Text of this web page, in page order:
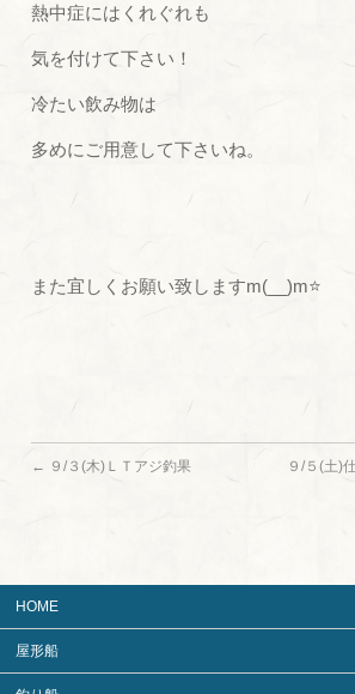
熱中症にはくれぐれも
気を付けて下さい！
冷たい飲み物は
多めにご用意して下さいね。
また宜しくお願い致しますm(__)m⭐
← ９/３(木)ＬＴアジ釣果 ９/５(土)
HOME
屋形船